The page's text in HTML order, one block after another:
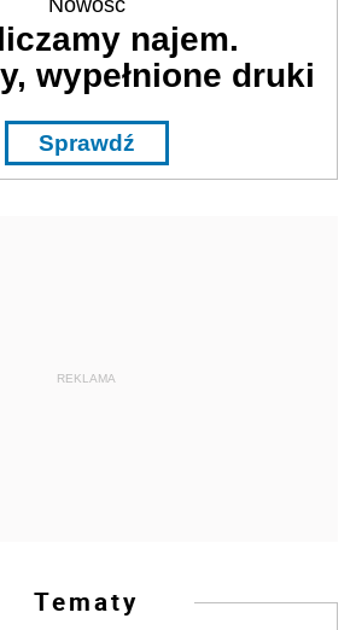
Nowość
najem.
wypełnione druki
Sprawdź
REKLAMA
Tematy